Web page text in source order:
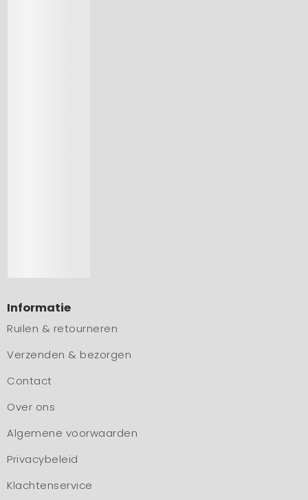
Informatie
Ruilen & retourneren
Verzenden & bezorgen
Contact
Over ons
Algemene voorwaarden
Privacybeleid
Klachtenservice